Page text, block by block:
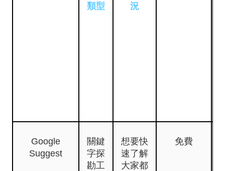
類型
況
Google
Suggest
關鍵
字探
勘工
想要快
速了解
大家都
免費